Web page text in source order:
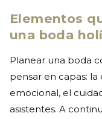
Elementos
una boda
Planear una boda
pensar en capas: la
emocional, el
asistentes. A